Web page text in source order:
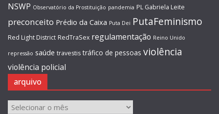
NSWP Observatório da Prostituição pandemia PL Gabriela Leite
preconceito Prédio da Caixa Puta Dei PutaFeminismo
Red Light District RedTraSex regulamentação Reino Unido
repressão saúde travestis tráfico de pessoas violência
violência policial
arquivo
arquivo